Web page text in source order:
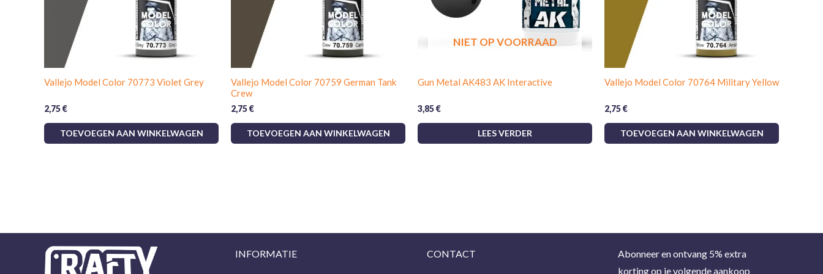
Vallejo Model Color 70773 Violet Grey
2,75€
TOEVOEGEN AAN WINKELWAGEN
Vallejo Model Color 70759 German Tank
Crew
2,75€
TOEVOEGEN AAN WINKELWAGEN
NIET OP VOORRAAD
Gun Metal AK483 AK Interactive
3,85€
LEES VERDER
Vallejo Model Color 70764 Military Yellow
2,75€
TOEVOEGEN AAN WINKELWAGEN
INFORMATIE CONTACT
Abonneer en ontvang 5% extra
korting op je volgende aankoop